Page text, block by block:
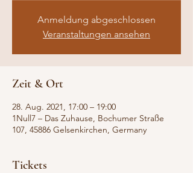
Anmeldung abgeschlossen
Veranstaltungen ansehen
Zeit & Ort
28. Aug. 2021, 17:00 – 19:00
1Null7 – Das Zuhause, Bochumer Straße
107, 45886 Gelsenkirchen, Germany
Tickets